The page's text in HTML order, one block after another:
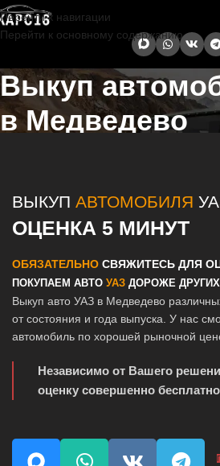
Перейти к навигации
Перейти к основному содержанию
Выкуп
в Медведево
ВЫКУП АВТОМОБИЛЯ
ОЦЕНКА 5 МИНУТ
ОБЯЗАТЕЛЬНО СВЯЖИТЕСЬ ДЛЯ
ПОКУПАЕМ АВТО УАЗ ДОРОЖЕ ДРУГИХ
Выкуп авто УАЗ в Медведево
от состояния и года выпуска. У нас
автомобиль по хорошей рыночной
Независимо от Вашего
оценку совершенно